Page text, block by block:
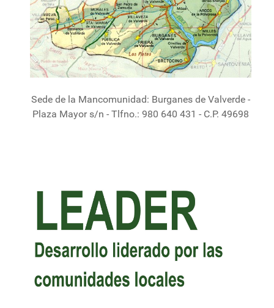
Sede de la Mancomunidad: Burganes de Valverde -
Plaza Mayor s/n - Tlfno.: 980 640 431 - C.P. 49698